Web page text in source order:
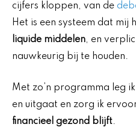
cijfers kloppen, van de
Het is een systeem dat mij
liquide middelen, en
nauwkeurig bij te houden.
Met zo’n programma leg
en uitgaat en zorg ik
financieel gezond blijft.